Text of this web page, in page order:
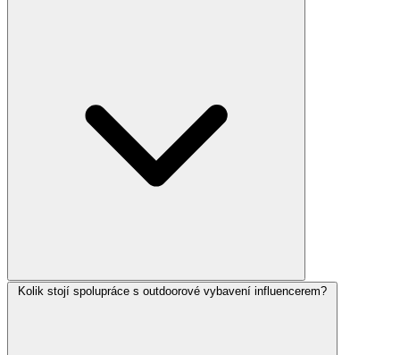
Kolik stojí spolupráce s outdoorové vybavení influencerem?